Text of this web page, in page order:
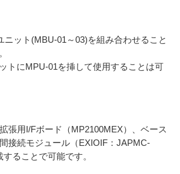
ニット(MBU-01～03)を組み合わせること
トにMPU-01を挿して使用することは可
張用I/Fボード（MP2100MEX）、ベース
接続モジュール（EXIOIF：JAPMC-
ることで可能です。